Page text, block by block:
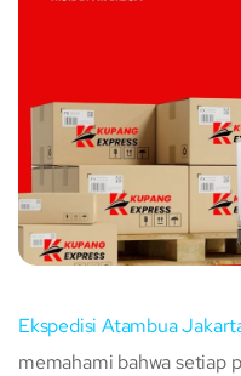
Ekspedisi Atambua
memahami bahwa setiap